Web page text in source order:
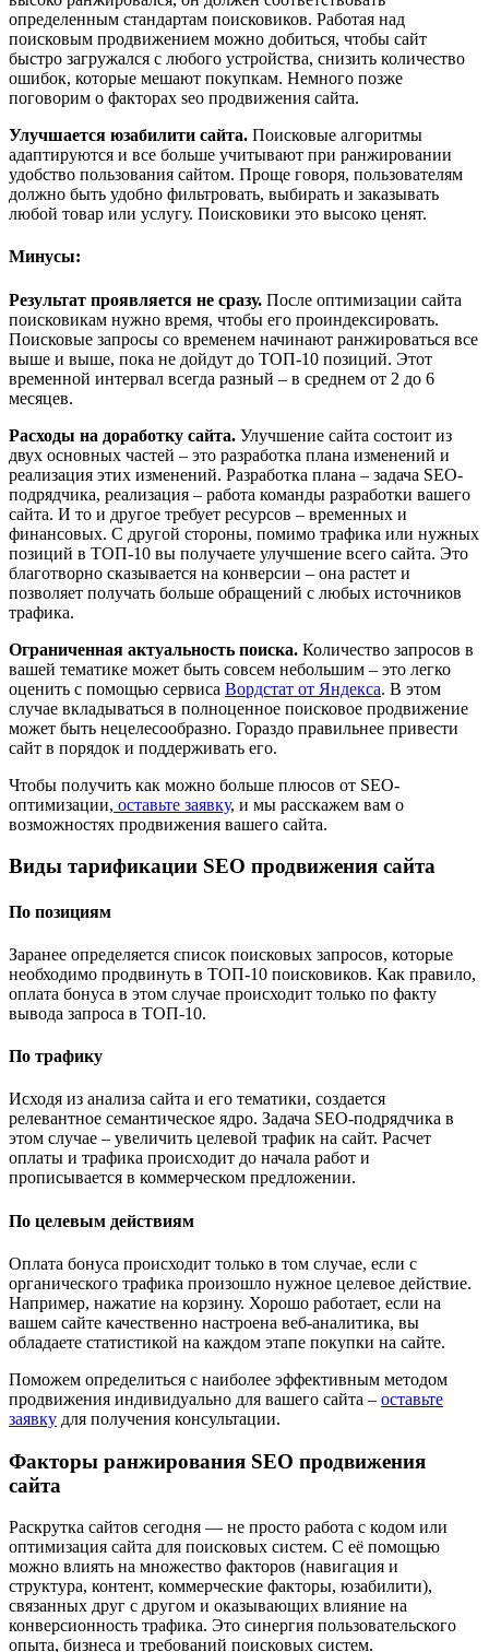
определенным стандартам поисковиков. Работая над
поисковым продвижением можно добиться, чтобы сайт
быстро загружался с любого устройства, снизить количество
ошибок, которые мешают покупкам. Немного позже
поговорим о факторах seo продвижения сайта.
Улучшается юзабилити сайта. Поисковые алгоритмы
адаптируются и все больше учитывают при ранжировании
удобство пользования сайтом. Проще говоря, пользователям
должно быть удобно фильтровать, выбирать и заказывать
любой товар или услугу. Поисковики это высоко ценят.
Минусы:
Результат проявляется не сразу. После оптимизации сайта
поисковикам нужно время, чтобы его проиндексировать.
Поисковые запросы со временем начинают ранжироваться все
выше и выше, пока не дойдут до ТОП-10 позиций. Этот
временной интервал всегда разный – в среднем от 2 до 6
месяцев.
Расходы на доработку сайта. Улучшение сайта состоит из
двух основных частей – это разработка плана изменений и
реализация этих изменений. Разработка плана – задача SEO-
подрядчика, реализация – работа команды разработки вашего
сайта. И то и другое требует ресурсов – временных и
финансовых. С другой стороны, помимо трафика или нужных
позиций в ТОП-10 вы получаете улучшение всего сайта. Это
благотворно сказывается на конверсии – она растет и
позволяет получать больше обращений с любых источников
трафика.
Ограниченная актуальность поиска. Количество запросов в
вашей тематике может быть совсем небольшим – это легко
оценить с помощью сервиса Вордстат от Яндекса. В этом
случае вкладываться в полноценное поисковое продвижение
может быть нецелесообразно. Гораздо правильнее привести
сайт в порядок и поддерживать его.
Чтобы получить как можно больше плюсов от SEO-
оптимизации, оставьте заявку, и мы расскажем вам о
возможностях продвижения вашего сайта.
Виды тарификации SEO продвижения сайта
По позициям
Заранее определяется список поисковых запросов, которые
необходимо продвинуть в ТОП-10 поисковиков. Как правило,
оплата бонуса в этом случае происходит только по факту
вывода запроса в ТОП-10.
По трафику
Исходя из анализа сайта и его тематики, создается
релевантное семантическое ядро. Задача SEO-подрядчика в
этом случае – увеличить целевой трафик на сайт. Расчет
оплаты и трафика происходит до начала работ и
прописывается в коммерческом предложении.
По целевым действиям
Оплата бонуса происходит только в том случае, если с
органического трафика произошло нужное целевое действие.
Например, нажатие на корзину. Хорошо работает, если на
вашем сайте качественно настроена веб-аналитика, вы
обладаете статистикой на каждом этапе покупки на сайте.
Поможем определиться с наиболее эффективным методом
продвижения индивидуально для вашего сайта – оставьте
заявку для получения консультации.
Факторы ранжирования SEO продвижения
сайта
Раскрутка сайтов сегодня — не просто работа с кодом или
оптимизация сайта для поисковых систем. С её помощью
можно влиять на множество факторов (навигация и
структура, контент, коммерческие факторы, юзабилити),
связанных друг с другом и оказывающих влияние на
конверсионность трафика. Это синергия пользовательского
опыта, бизнеса и требований поисковых систем.